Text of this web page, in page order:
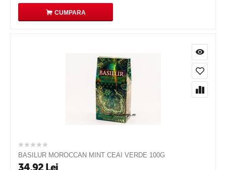
CUMPARA
BASILUR MOROCCAN MINT CEAI VERDE 100G
34,92 Lei